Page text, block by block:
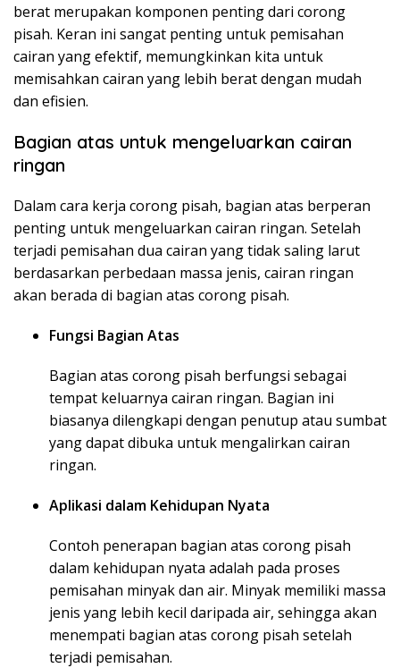
berat merupakan komponen penting dari corong
pisah. Keran ini sangat penting untuk pemisahan
cairan yang efektif, memungkinkan kita untuk
memisahkan cairan yang lebih berat dengan mudah
dan efisien.
Bagian atas untuk mengeluarkan cairan
ringan
Dalam cara kerja corong pisah, bagian atas berperan
penting untuk mengeluarkan cairan ringan. Setelah
terjadi pemisahan dua cairan yang tidak saling larut
berdasarkan perbedaan massa jenis, cairan ringan
akan berada di bagian atas corong pisah.
Fungsi Bagian Atas
Bagian atas corong pisah berfungsi sebagai
tempat keluarnya cairan ringan. Bagian ini
biasanya dilengkapi dengan penutup atau sumbat
yang dapat dibuka untuk mengalirkan cairan
ringan.
Aplikasi dalam Kehidupan Nyata
Contoh penerapan bagian atas corong pisah
dalam kehidupan nyata adalah pada proses
pemisahan minyak dan air. Minyak memiliki massa
jenis yang lebih kecil daripada air, sehingga akan
menempati bagian atas corong pisah setelah
terjadi pemisahan.